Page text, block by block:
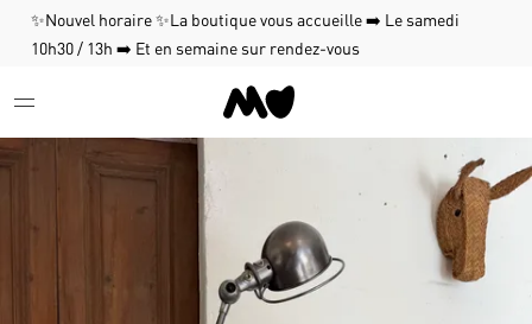
✨Nouvel horaire ✨La boutique vous accueille ➡️ Le samedi
10h30 / 13h ➡️ Et en semaine sur rendez-vous